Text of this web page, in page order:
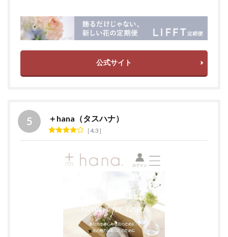
公式サイト
＋hana（タスハナ）
4.3